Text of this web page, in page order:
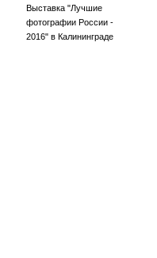
Выставка "Лучшие
фотографии России -
2016" в Калининграде